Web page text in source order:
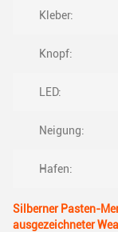
Kleber:
Knopf:
LED:
Neigung:
Hafen:
Silberner Pasten-
ausgezeichneter